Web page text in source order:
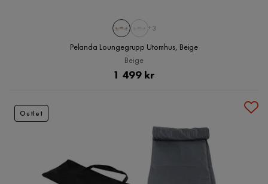
+3
Pelanda Loungegrupp Utomhus, Beige
Beige
Pris
1 499 kr
Outlet